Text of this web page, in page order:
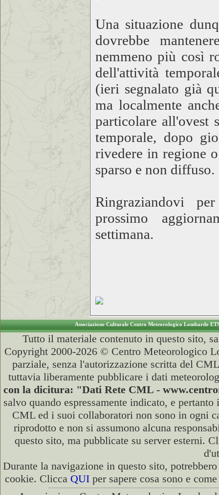
Una situazione
dovrebbe
nemmeno più così
dell'attività
(ieri segnalato già
ma localmente
particolare all'ovest
temporale, dopo
rivedere in regione
sparso e non diffuso.
Ringraziandovi
prossimo
settimana.
Associazione Culturale Centro Meteorologico Lombardo
Tutto il materiale contenuto in questo sito,
Copyright 2000-2026 © Centro Meteorologico
parziale, senza l'autorizzazione scritta del
tuttavia liberamente pubblicare i dati
con la dicitura: "Dati Rete CML -
salvo quando espressamente indicato, e
CML ed i suoi collaboratori non sono in ogni
riprodotto e non si assumono alcuna
questo sito, ma pubblicate su server esterni.
Durante la navigazione in questo sito,
cookie. Clicca QUI per sapere cosa sono e